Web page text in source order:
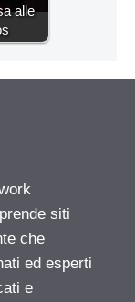
alle
siti
che
ed esperti
e